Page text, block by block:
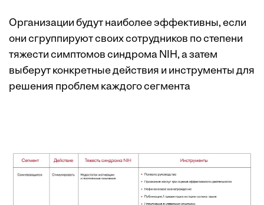
Организации будут наиболее эффективны, если
они сгруппируют своих сотрудников по степени
тяжести симптомов синдрома NIH, а затем
выберут конкретные действия и инструменты для
решения проблем каждого сегмента